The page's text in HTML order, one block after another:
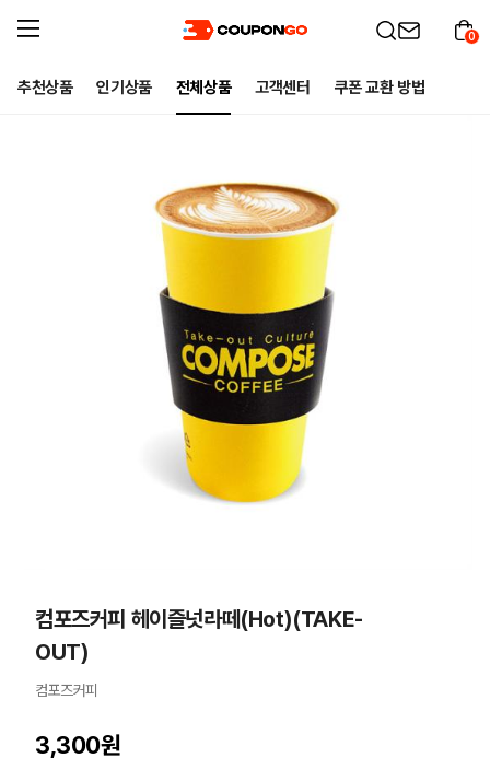
추천상품 인기상품 전체상품 고객센터 쿠폰 교환 방법
0
컴포즈커피 헤이즐넛라떼(Hot)(TAKE-
OUT)
컴포즈커피
3,300원